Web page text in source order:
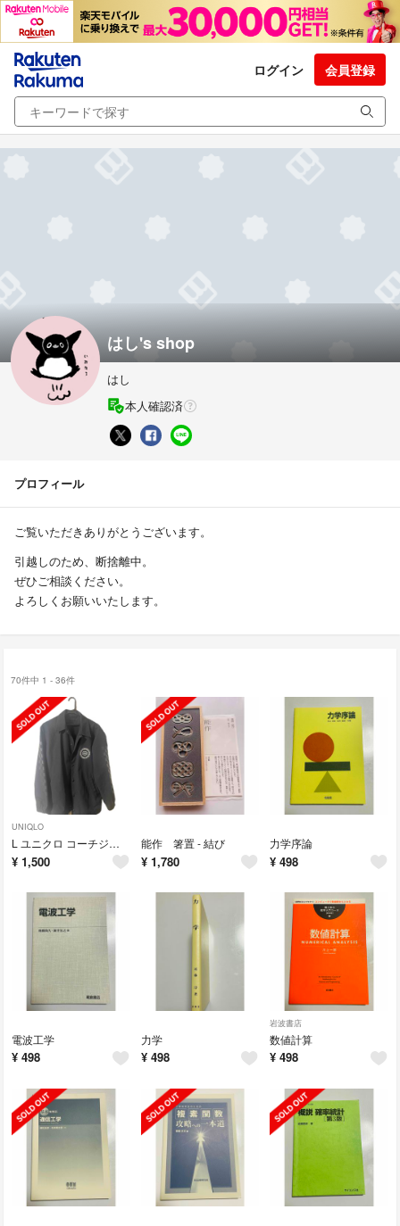
ログイン 会員登録
はし's shop
はし
本人確認済
プロフィール
ご覧いただきありがとうございます。
引越しのため、断捨離中。
ぜひご相談ください。
よろしくお願いいたします。
70件中 1 - 36件
UNIQLO
L ユニクロ コーチジャケット ハイプビースト
¥ 1,500
能作 箸置 - 結び
¥ 1,780
力学序論
¥ 498
電波工学
¥ 498
力学
¥ 498
岩波書店
数値計算
¥ 498